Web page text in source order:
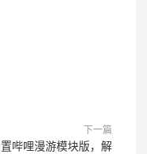
下一篇
哔哩漫游模块版，解